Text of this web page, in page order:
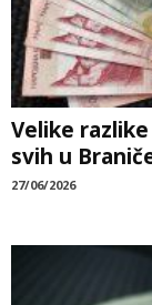
Velike
svih u
27/06/2026